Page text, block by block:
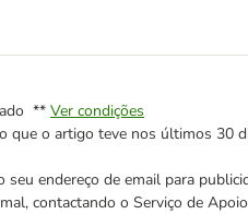
** Ver condições
que o artigo teve nos últimos 30
endereço de email para
contactando o Serviço de